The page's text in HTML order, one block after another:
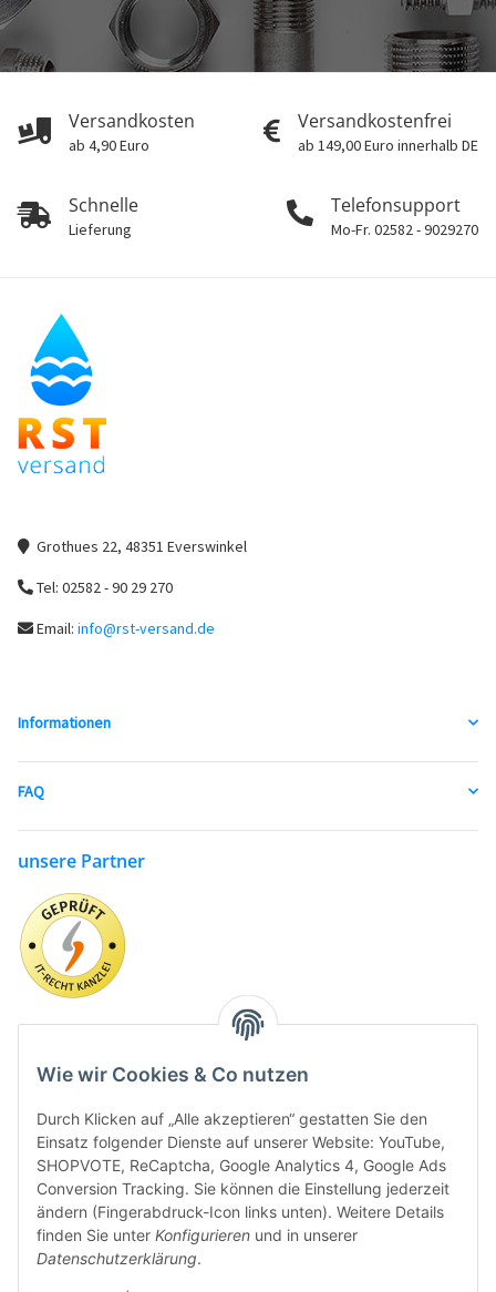
Wie wir Cookies & Co nutzen
Durch Klicken auf „Alle akzeptieren“ gestatten Sie den
Einsatz folgender Dienste auf unserer Website: YouTube,
SHOPVOTE, ReCaptcha, Google Analytics 4, Google Ads
Conversion Tracking. Sie können die Einstellung jederzeit
ändern (Fingerabdruck-Icon links unten). Weitere Details
finden Sie unter Konfigurieren und in unserer
Datenschutzerklärung.
Versandkosten
ab 4,90 Euro
Versandkostenfrei
ab 149,00 Euro innerhalb DE
Schnelle
Lieferung
Telefonsupport
Mo-Fr. 02582 - 9029270
Grothues 22, 48351 Everswinkel
Tel: 02582 - 90 29 270
Email: info@rst-versand.de
Informationen
FAQ
unsere Partner